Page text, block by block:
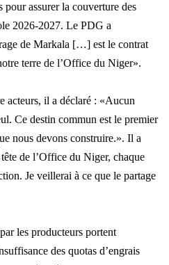
pour assurer la couverture des
2026-2027. Le PDG a
de Markala […] est le contrat
terre de l’Office du Niger».
acteurs, il a déclaré : «Aucun
Ce destin commun est le premier
nous devons construire.». Il a
de l’Office du Niger, chaque
Je veillerai à ce que le partage
les producteurs portent
des quotas d’engrais